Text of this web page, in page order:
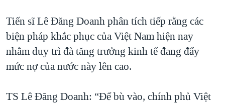
Tiến sĩ Lê Đăng Doanh phân tích tiếp rằng các
biện pháp khắc phục của Việt Nam hiện nay
nhằm duy trì đà tăng trưởng kinh tế đang đẩy
mức nợ của nước này lên cao.
TS Lê Đăng Doanh: “Để bù vào, chính phủ Việt